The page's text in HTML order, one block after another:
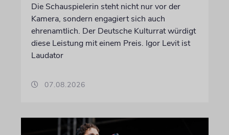
Die Schauspielerin steht nicht nur vor der
Kamera, sondern engagiert sich auch
ehrenamtlich. Der Deutsche Kulturrat würdigt
diese Leistung mit einem Preis. Igor Levit ist
Laudator
07.08.2026